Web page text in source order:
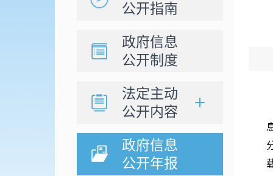
公开指南
政府信息
公开制度
法定主动
公开内容
政府信息
公开年报